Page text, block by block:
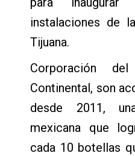
instalaciones de
Tijuana.
Corporación
Continental, son
desde 2011,
mexicana que
cada 10 botellas